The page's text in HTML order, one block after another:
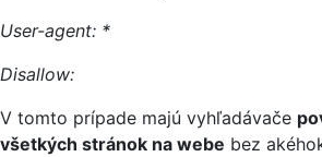
User-agent: *
Disallow:
V tomto prípade majú vyhľadávače
všetkých stránok na webe bez